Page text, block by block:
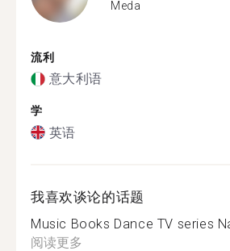
Meda
流利
意大利语
学
英语
我喜欢谈论的话题
Music Books Dance TV series
阅读更多